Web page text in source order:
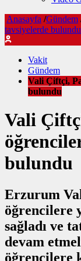
Anasayfa /Gündem
tavsiyelerde bulundu
Vakit
Gündem
Vali Çiftçi,
bulundu
Vali
bulundu
Erzurum
öğrencilere
sağladı ve
devam
öğrencilere